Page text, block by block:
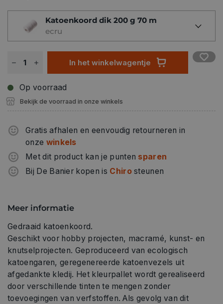
Katoenkoord dik 200 g 70 m
ecru
In het winkelwagentje
Op voorraad
Bekijk de voorraad in onze winkels
Gratis afhalen en eenvoudig retourneren in
onze winkels
Met dit product kan je punten sparen
Bij De Banier kopen is Chirosteunen
Meer informatie
Gedraaid katoenkoord.
Geschikt voor hobby projecten, macramé, kunst- en
knutselprojecten. Geproduceerd van ecologisch
katoengaren, geregenereerde katoenvezels uit
afgedankte kledij. Het kleurpallet wordt gerealiseerd
door verschillende tinten te mengen zonder
toevoegingen van verfstoffen. Als gevolg van dit